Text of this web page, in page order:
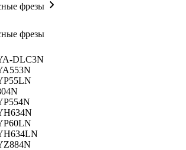
фрезы
фрезы
DLC3N